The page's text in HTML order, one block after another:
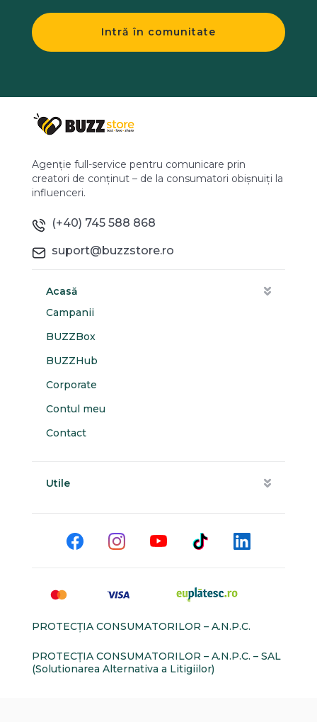
Intră în comunitate
Agenție full-service pentru comunicare prin
creatori de conținut – de la consumatori obișnuiți la
influenceri.
(+40) 745 588 868
suport@buzzstore.ro
Acasă
Campanii
BUZZBox
BUZZHub
Corporate
Contul meu
Contact
Utile
PROTECŢIA CONSUMATORILOR – A.N.P.C.
PROTECŢIA CONSUMATORILOR – A.N.P.C. – SAL
(Solutionarea Alternativa a Litigiilor)